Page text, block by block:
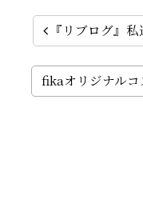
『リブログ』
fikaオリジナルコ